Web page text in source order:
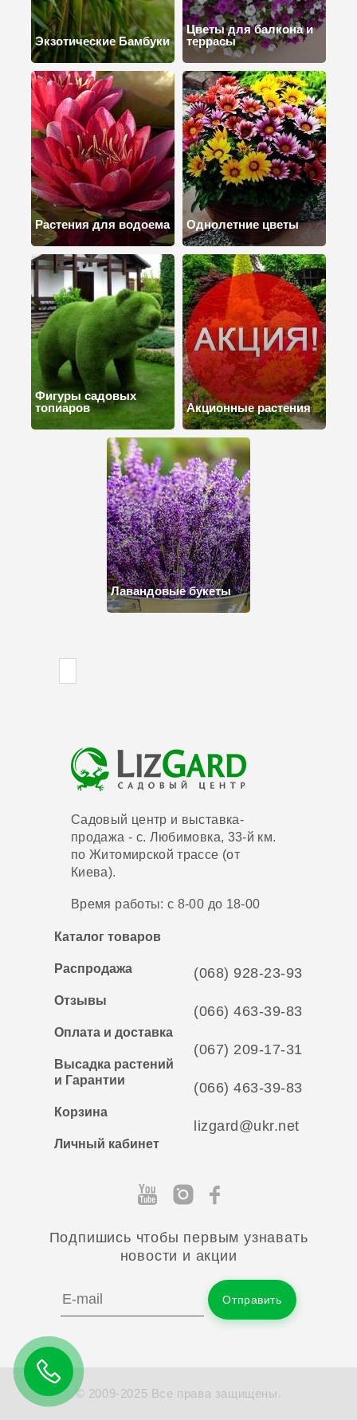
Экзотические Бамбуки
Цветы для балкона и
террасы
Растения для водоема Однолетние цветы
Фигуры садовых
топиаров
Акционные растения
Лавандовые букеты
Садовый центр и выставка-
продажа - с. Любимовка, 33-й км.
по Житомирской трассе (от
Киева).
Время работы: с 8-00 до 18-00
Каталог товаров
Распродажа
Отзывы
Оплата и доставка
Высадка растений
и Гарантии
Корзина
Личный кабинет
(068) 928-23-93
(066) 463-39-83
(067) 209-17-31
(066) 463-39-83
lizgard@ukr.net
Подпишись чтобы первым узнавать
новости и акции
Отправить
© 2009-2025 Все права защищены.